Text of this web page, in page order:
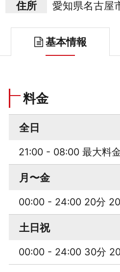
住所
愛知県名古屋
基本情報
料金
全日
21:00 - 08:00 最大料
月〜金
00:00 - 24:00 20分
土日祝
00:00 - 24:00 30分